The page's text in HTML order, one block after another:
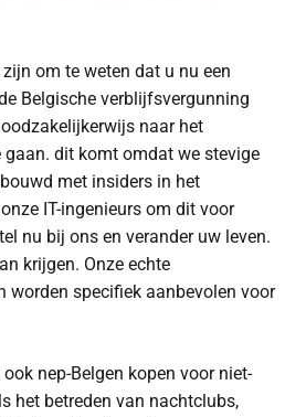
om te weten dat u nu een
Belgische verblijfsvergunning
naar het
dit komt omdat we stevige
met insiders in het
IT-ingenieurs om dit voor
nu bij ons en verander uw leven.
krijgen. Onze echte
worden specifiek aanbevolen voor
nep-Belgen kopen voor niet-
het betreden van nachtclubs,